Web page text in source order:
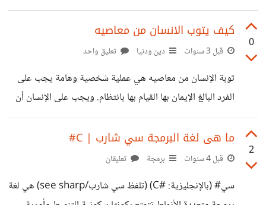
بالتحضير للثانوية العامة منذ الصف العاشر أو الحادي عشر، وذلك
بالتركيز على دراسة المواد الأساسية والاستعداد للامتحانات التي
تأتي في نهاية العام. 2. العمل الجاد: عليك أن تعمل بجد واجتهاد
المسائل والتمارين بشكل دوري، والتأكد من فهم المادة بشكل كافٍ
قبل المراجعة النهائية. 3. التنظيم والتخطيط: يجب عليك وضع
جدول زمني لدراسة كل
0
كيف يتوب الانسان من معاصيه
قبل 3 سنوات دين ودنيا تعليق واحد
توبة الإنسان من معاصيه هي عملية شخصية وهامة يجب على
الفرد البالغ الإيمان بها القيام بها بانتظام. ويجب على الإنسان أن
يتعرف على خطوات التوبة وأهميتها وفوائدها. الخطوات
الأساسية لتوبة الإنسان من معاصيه: 1- الإقلاع عن الفعل المعين
الذي يعتبر معصية. عندما يتعرف الإنسان على الفعل الذي يعتبر
الله عليه وسلم: "ترك ما لا يعنيك من الكلام والعمل من حسن
2
ما هى لغة البرمجة سي شارب | C#
قبل 4 سنوات برمجة تعليقان
سي# (بالإنجليزية: #C)‏ (تلفظ سي شارب/see sharp) هي لغة